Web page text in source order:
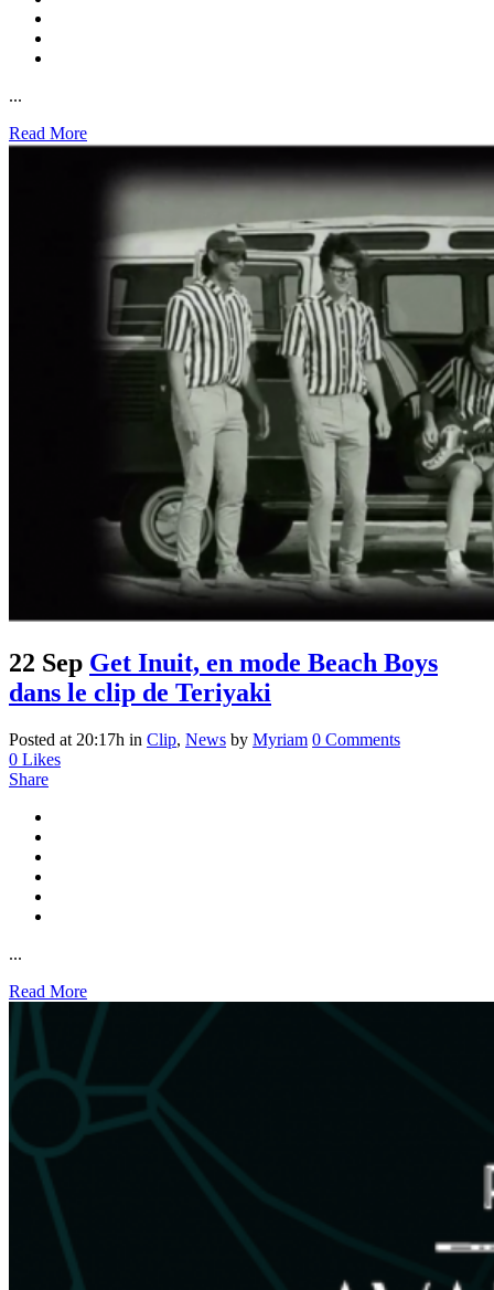
...
Read More
22 Sep Get Inuit, en mode Beach Boys
dans le clip de Teriyaki
Posted at 20:17h in Clip, News by Myriam 0 Comments
0 Likes
Share
...
Read More